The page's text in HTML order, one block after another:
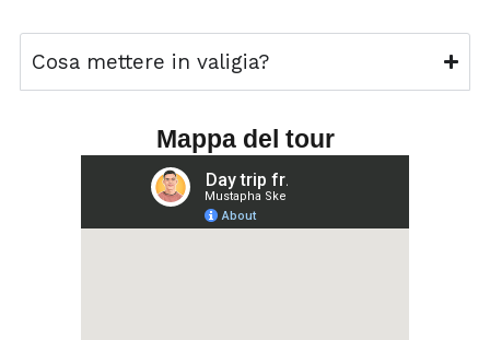
Cosa mettere in valigia?
Mappa del tour